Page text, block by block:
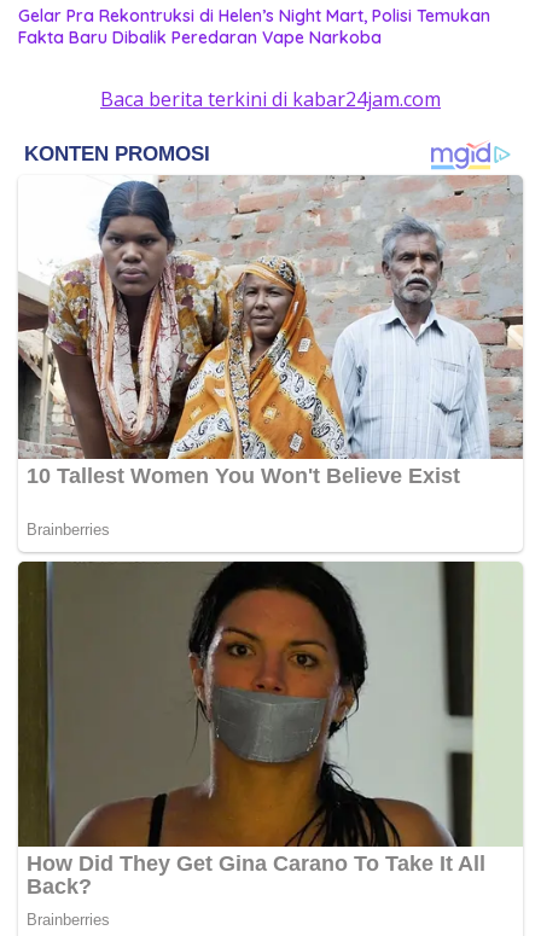
Gelar Pra Rekontruksi di Helen’s Night Mart, Polisi Temukan
Fakta Baru Dibalik Peredaran Vape Narkoba
Baca berita terkini di kabar24jam.com